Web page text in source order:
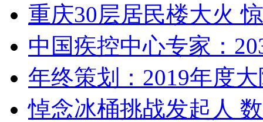
重庆30层居民楼大火
中国疾控中心专家：
年终策划：2019年度
悼念冰桶挑战发起人